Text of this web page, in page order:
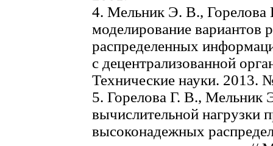
4. Мельник Э. В., Горелова
моделирование вариантов
распределенных
с децентрализованной
Технические науки. 2013.
5. Горелова Г. В.,
вычислительной нагрузки
высоконадежных